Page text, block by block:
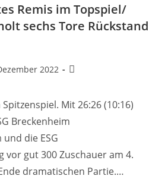
Remis im Topspiel/
sechs Tore Rückstand
2022
Beitrags-
Mit 26:26 (10:16)
Breckenheim
die ESG
vor gut 300 Zuschauer am 4.
dramatischen Partie.…